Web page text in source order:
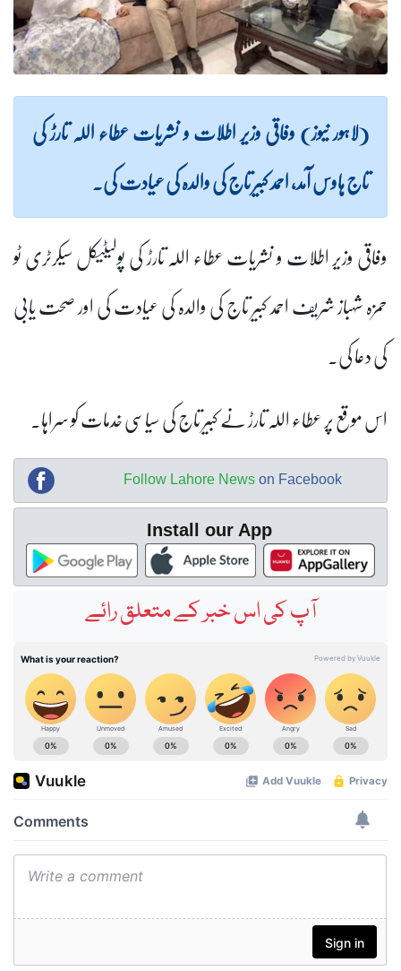
(لاہور نیوز) وفاقی وزیر اطلات و نشریات عطاء اللہ تارڑ کی
تاج ہاوس آمد، احمد کبیر تاج کی والدہ کی عیادت کی۔
وفاقی وزیر اطلات و نشریات عطاء اللہ تارڑ کی پولیٹیکل سیکرٹری ٹو
حمزہ شہباز شریف احمد کبیر تاج کی والدہ کی عیادت کی اور صحت یابی
کی دعا کی۔
اس موقع پر عطاء اللہ تارڑ نے کبیر تاج کی سیاسی خدمات کو سراہا۔
Follow Lahore News on Facebook
Install our App
آپ کی اس خبر کے متعلق رائے